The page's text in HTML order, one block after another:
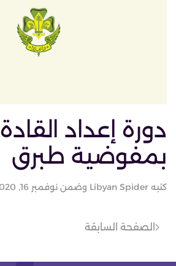
دورة إعداد القادة
بمفوضية طبرق
كتبه Libyan Spider وضمن نوفمبر 16, 2020
الصفحة السابقة